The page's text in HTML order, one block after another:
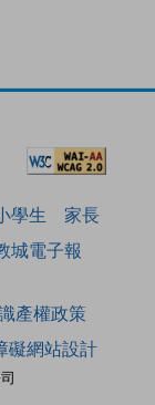
學生
家長
城電子報
產權政策
礙網站設計